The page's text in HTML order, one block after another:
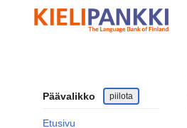
sisältöön
Päävalikko piilota
Etusivu